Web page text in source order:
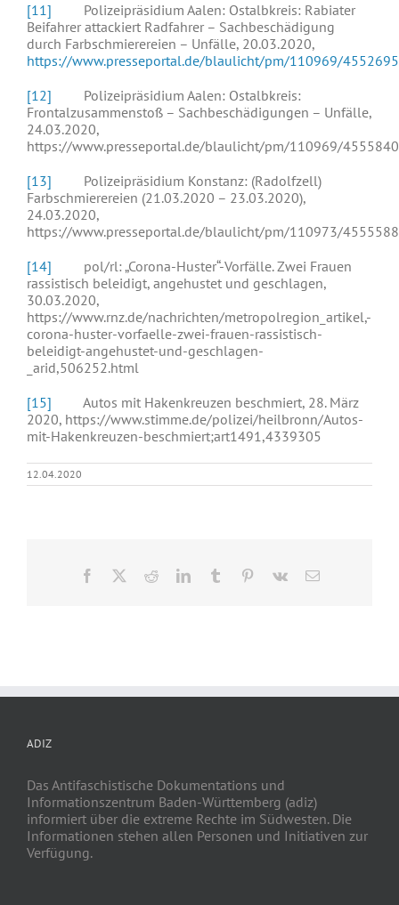
[11] Polizeipräsidium Aalen: Ostalbkreis: Rabiater
Beifahrer attackiert Radfahrer – Sachbeschädigung
durch Farbschmierereien – Unfälle, 20.03.2020,
https://www.presseportal.de/blaulicht/pm/110969/4552695
[12] Polizeipräsidium Aalen: Ostalbkreis:
Frontalzusammenstoß – Sachbeschädigungen – Unfälle,
24.03.2020,
https://www.presseportal.de/blaulicht/pm/110969/4555840
[13] Polizeipräsidium Konstanz: (Radolfzell)
Farbschmierereien (21.03.2020 – 23.03.2020),
24.03.2020,
https://www.presseportal.de/blaulicht/pm/110973/4555588
[14] pol/rl: „Corona-Huster“-Vorfälle. Zwei Frauen
rassistisch beleidigt, angehustet und geschlagen,
30.03.2020,
https://www.rnz.de/nachrichten/metropolregion_artikel,-
corona-huster-vorfaelle-zwei-frauen-rassistisch-
beleidigt-angehustet-und-geschlagen-
_arid,506252.html
[15] Autos mit Hakenkreuzen beschmiert, 28. März
2020, https://www.stimme.de/polizei/heilbronn/Autos-
mit-Hakenkreuzen-beschmiert;art1491,4339305
12.04.2020
Facebook RedditLinkedInTumblr Pinterest
Vk
E-
ADIZ
Das Antifaschistische Dokumentations und
Informationszentrum Baden-Württemberg (adiz)
informiert über die extreme Rechte im Südwesten. Die
Informationen stehen allen Personen und Initiativen zur
Verfügung.